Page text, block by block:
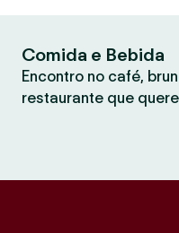
Comida e Bebida
Encontro no café,
restaurante que